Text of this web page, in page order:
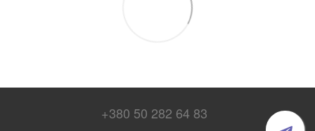
+380 50 282 64 83